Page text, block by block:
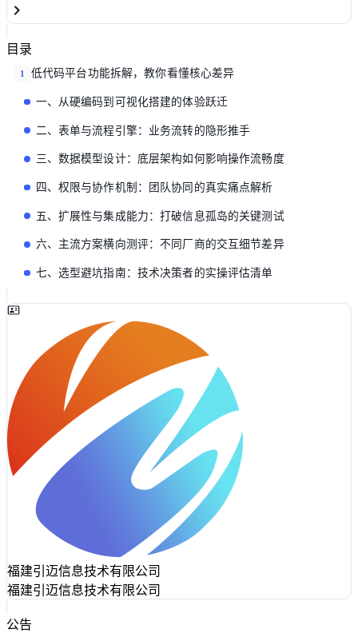
目录
1 低代码平台功能拆解，教你看懂核心差异
一、从硬编码到可视化搭建的体验跃迁
二、表单与流程引擎：业务流转的隐形推手
三、数据模型设计：底层架构如何影响操作流畅度
四、权限与协作机制：团队协同的真实痛点解析
五、扩展性与集成能力：打破信息孤岛的关键测试
六、主流方案横向测评：不同厂商的交互细节差异
七、选型避坑指南：技术决策者的实操评估清单
福建引迈信息技术有限公司
福建引迈信息技术有限公司
公告